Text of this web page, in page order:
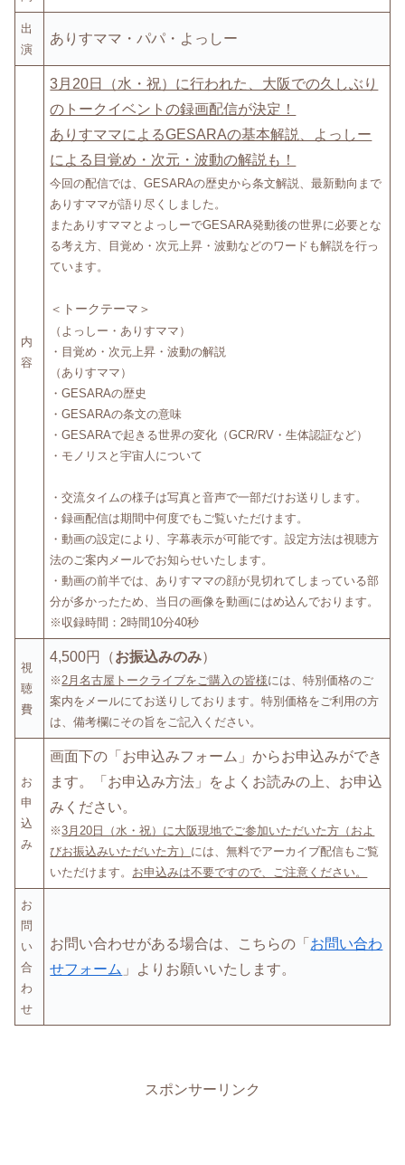
出
演
ありすママ・パパ・よっしー
内
容
3月20日（水・祝）に行われた、大阪での久しぶり
のトークイベントの録画配信が決定！
ありすママによるGESARAの基本解説、よっしー
による目覚め・次元・波動の解説も！
今回の配信では、GESARAの歴史から条文解説、最新動向まで
ありすママが語り尽くしました。
またありすママとよっしーでGESARA発動後の世界に必要とな
る考え方、目覚め・次元上昇・波動などのワードも解説を行っ
ています。
＜トークテーマ＞
（よっしー・ありすママ）
・目覚め・次元上昇・波動の解説
（ありすママ）
・GESARAの歴史
・GESARAの条文の意味
・GESARAで起きる世界の変化（GCR/RV・生体認証など）
・モノリスと宇宙人について
・交流タイムの様子は写真と音声で一部だけお送りします。
・録画配信は期間中何度でもご覧いただけます。
・動画の設定により、字幕表示が可能です。設定方法は視聴方
法のご案内メールでお知らせいたします。
・動画の前半では、ありすママの顔が見切れてしまっている部
分が多かったため、当日の画像を動画にはめ込んでおります。
※収録時間：2時間10分40秒
視
聴
費
4,500円（お振込みのみ）
※ 2月名古屋トークライブをご購入の皆様には、特別価格のご
案内をメールにてお送りしております。特別価格をご利用の方
は、備考欄にその旨をご記入ください。
お
申
込
み
画面下の「お申込みフォーム」からお申込みができ
ます。「お申込み方法」をよくお読みの上、お申込
みください。
※3月20日（水・祝）に大阪現地でご参加いただいた方（およ
びお振込みいただいた方） には、無料でアーカイブ配信もご覧
いただけます。 お申込みは不要ですので、ご注意ください。
お
問
い
合
わ
せ
お問い合わせがある場合は、こちらの「 お問い合わ
せフォーム 」よりお願いいたします。
スポンサーリンク